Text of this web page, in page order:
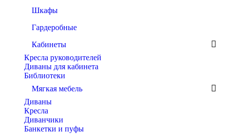
Шкафы
Гардеробные
Кабинеты
Кресла руководителей
Диваны для кабинета
Библиотеки
Мягкая мебель
Диваны
Кресла
Диванчики
Банкетки и пуфы